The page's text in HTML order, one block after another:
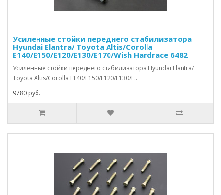
Усиленные стойки переднего стабилизатора
Hyundai Elantra/ Toyota Altis/Corolla
E140/E150/E120/E130/E170/Wish Hardrace 6482
Усиленные стойки переднего стабилизатора Hyundai Elantra/
Toyota Altis/Corolla E140/E150/E120/E130/E..
9780 руб.